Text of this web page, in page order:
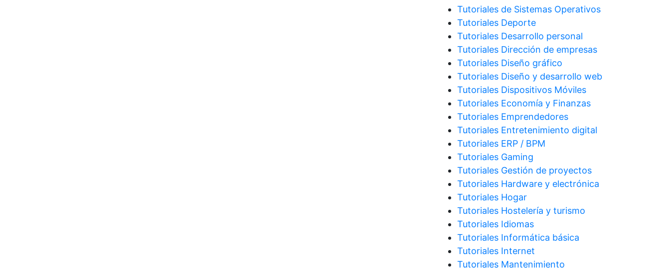
Tutoriales de Sistemas Operativos
Tutoriales Deporte
Tutoriales Desarrollo personal
Tutoriales Dirección de empresas
Tutoriales Diseño gráfico
Tutoriales Diseño y desarrollo web
Tutoriales Dispositivos Móviles
Tutoriales Economía y Finanzas
Tutoriales Emprendedores
Tutoriales Entretenimiento digital
Tutoriales ERP / BPM
Tutoriales Gaming
Tutoriales Gestión de proyectos
Tutoriales Hardware y electrónica
Tutoriales Hogar
Tutoriales Hostelería y turismo
Tutoriales Idiomas
Tutoriales Informática básica
Tutoriales Internet
Tutoriales Mantenimiento